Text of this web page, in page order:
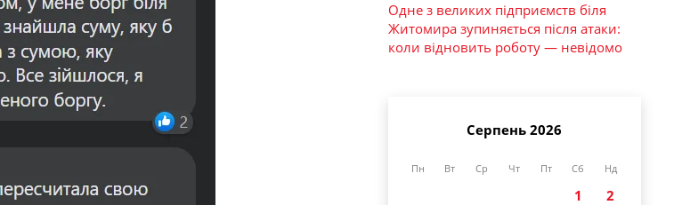
Одне з великих підприємств біля
Житомира зупиняється після атаки:
коли відновить роботу — невідомо
Серпень 2026
Пн Вт Ср Чт Пт Сб Нд
1
2